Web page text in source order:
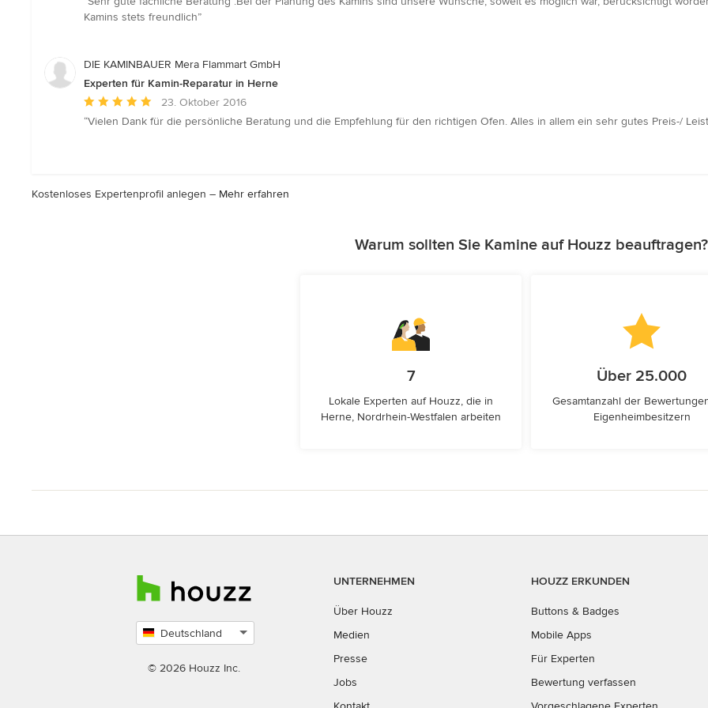
5
Sternen
Kamins stets freundlich”
DIE KAMINBAUER Mera Flammart GmbH
Experten für Kamin-Reparatur in Herne
Durchschnittliche
Bewertung:
23. Oktober 2016
“Vielen Dank für die persönliche Beratung und die Empfehlung für den richtigen Ofen. Alles in allem ein sehr gutes Preis-/
Kostenloses Expertenprofil anlegen – Mehr erfahren
Warum sollten Sie Kamine auf Houzz beauftragen?
7
Lokale Experten auf Houzz, die in
Herne, Nordrhein-Westfalen arbeiten
Über 25.000
Gesamtanzahl der
Eigenheimbesitzern
Deutschland
auswählen
© 2026 Houzz Inc.
UNTERNEHMEN
Über Houzz
Medien
Presse
Jobs
HOUZZ ERKUNDEN
Buttons & Badges
Mobile Apps
Für Experten
Bewertung verfassen